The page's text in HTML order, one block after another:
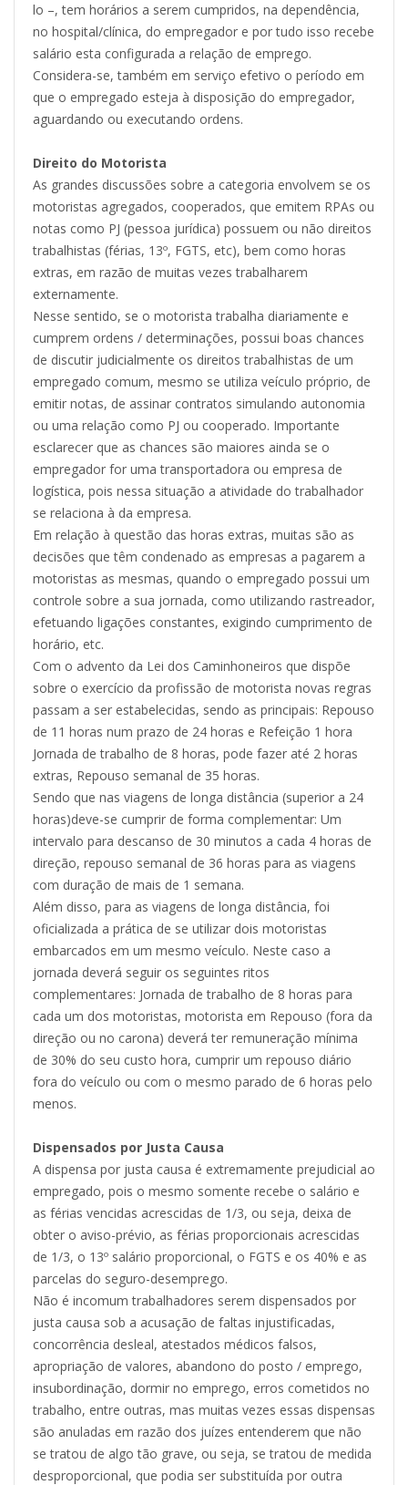
lo –, tem horários a serem cumpridos, na dependência,
no hospital/clínica, do empregador e por tudo isso recebe
salário esta configurada a relação de emprego.
Considera-se, também em serviço efetivo o período em
que o empregado esteja à disposição do empregador,
aguardando ou executando ordens.
Direito do Motorista
As grandes discussões sobre a categoria envolvem se os
motoristas agregados, cooperados, que emitem RPAs ou
notas como PJ (pessoa jurídica) possuem ou não direitos
trabalhistas (férias, 13º, FGTS, etc), bem como horas
extras, em razão de muitas vezes trabalharem
externamente.
Nesse sentido, se o motorista trabalha diariamente e
cumprem ordens / determinações, possui boas chances
de discutir judicialmente os direitos trabalhistas de um
empregado comum, mesmo se utiliza veículo próprio, de
emitir notas, de assinar contratos simulando autonomia
ou uma relação como PJ ou cooperado. Importante
esclarecer que as chances são maiores ainda se o
empregador for uma transportadora ou empresa de
logística, pois nessa situação a atividade do trabalhador
se relaciona à da empresa.
Em relação à questão das horas extras, muitas são as
decisões que têm condenado as empresas a pagarem a
motoristas as mesmas, quando o empregado possui um
controle sobre a sua jornada, como utilizando rastreador,
efetuando ligações constantes, exigindo cumprimento de
horário, etc.
Com o advento da Lei dos Caminhoneiros que dispõe
sobre o exercício da profissão de motorista novas regras
passam a ser estabelecidas, sendo as principais: Repouso
de 11 horas num prazo de 24 horas e Refeição 1 hora
Jornada de trabalho de 8 horas, pode fazer até 2 horas
extras, Repouso semanal de 35 horas.
Sendo que nas viagens de longa distância (superior a 24
horas)deve-se cumprir de forma complementar: Um
intervalo para descanso de 30 minutos a cada 4 horas de
direção, repouso semanal de 36 horas para as viagens
com duração de mais de 1 semana.
Além disso, para as viagens de longa distância, foi
oficializada a prática de se utilizar dois motoristas
embarcados em um mesmo veículo. Neste caso a
jornada deverá seguir os seguintes ritos
complementares: Jornada de trabalho de 8 horas para
cada um dos motoristas, motorista em Repouso (fora da
direção ou no carona) deverá ter remuneração mínima
de 30% do seu custo hora, cumprir um repouso diário
fora do veículo ou com o mesmo parado de 6 horas pelo
menos.
Dispensados por Justa Causa
A dispensa por justa causa é extremamente prejudicial ao
empregado, pois o mesmo somente recebe o salário e
as férias vencidas acrescidas de 1/3, ou seja, deixa de
obter o aviso-prévio, as férias proporcionais acrescidas
de 1/3, o 13º salário proporcional, o FGTS e os 40% e as
parcelas do seguro-desemprego.
Não é incomum trabalhadores serem dispensados por
justa causa sob a acusação de faltas injustificadas,
concorrência desleal, atestados médicos falsos,
apropriação de valores, abandono do posto / emprego,
insubordinação, dormir no emprego, erros cometidos no
trabalho, entre outras, mas muitas vezes essas dispensas
são anuladas em razão dos juízes entenderem que não
se tratou de algo tão grave, ou seja, se tratou de medida
desproporcional, que podia ser substituída por outra